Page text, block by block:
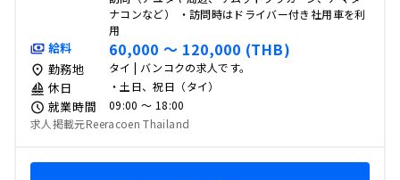
ナコンなど） ・訪問時はドライバー付き社用車を利
用
給料 60,000 〜 120,000 (THB)
勤務地 タイ | バンコクの求人です。
休日 ・土日、祝日（タイ）
就業時間
09:00 〜 18:00
求人掲載元Reeracoen Thailand